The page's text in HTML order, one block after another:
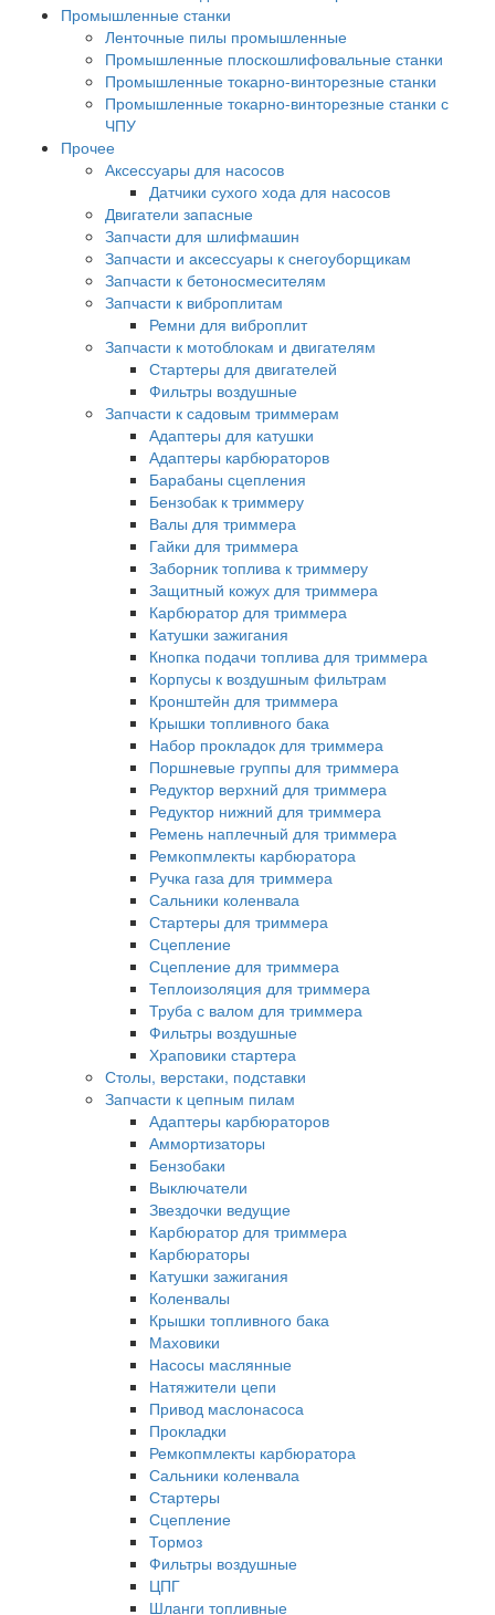
Промышленные станки
Ленточные пилы промышленные
Промышленные плоскошлифовальные станки
Промышленные токарно-винторезные станки
Промышленные токарно-винторезные станки с
ЧПУ
Прочее
Аксессуары для насосов
Датчики сухого хода для насосов
Двигатели запасные
Запчасти для шлифмашин
Запчасти и аксессуары к снегоуборщикам
Запчасти к бетоносмесителям
Запчасти к виброплитам
Ремни для виброплит
Запчасти к мотоблокам и двигателям
Стартеры для двигателей
Фильтры воздушные
Запчасти к садовым триммерам
Адаптеры для катушки
Адаптеры карбюраторов
Барабаны сцепления
Бензобак к триммеру
Валы для триммера
Гайки для триммера
Заборник топлива к триммеру
Защитный кожух для триммера
Карбюратор для триммера
Катушки зажигания
Кнопка подачи топлива для триммера
Корпусы к воздушным фильтрам
Кронштейн для триммера
Крышки топливного бака
Набор прокладок для триммера
Поршневые группы для триммера
Редуктор верхний для триммера
Редуктор нижний для триммера
Ремень наплечный для триммера
Ремкопмлекты карбюратора
Ручка газа для триммера
Сальники коленвала
Стартеры для триммера
Сцепление
Сцепление для триммера
Теплоизоляция для триммера
Труба с валом для триммера
Фильтры воздушные
Храповики стартера
Столы, верстаки, подставки
Запчасти к цепным пилам
Адаптеры карбюраторов
Аммортизаторы
Бензобаки
Выключатели
Звездочки ведущие
Карбюратор для триммера
Карбюраторы
Катушки зажигания
Коленвалы
Крышки топливного бака
Маховики
Насосы маслянные
Натяжители цепи
Привод маслонасоса
Прокладки
Ремкопмлекты карбюратора
Сальники коленвала
Стартеры
Сцепление
Тормоз
Фильтры воздушные
ЦПГ
Шланги топливные